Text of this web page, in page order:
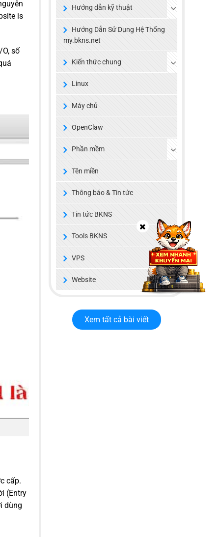
is
số
cấp.
(Entry
dùng
Hướng dẫn kỹ thuật
Hướng Dẫn Sử Dụng Hệ Thống
my.bkns.net
Kiến thức chung
Linux
Máy chủ
OpenClaw
Phần mềm
Tên miền
Thông báo & Tin tức
Tin tức BKNS
Tools BKNS
VPS
Website
Xem tất cả bài viết